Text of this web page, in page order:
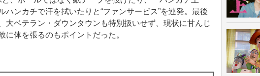
ンカチで汗を拭いたりと“ファンサービス”を連発。最後
大ベテラン・ダウンタウンも特別扱いせず、現状に甘んじ
に体を張るのもポイントだった。